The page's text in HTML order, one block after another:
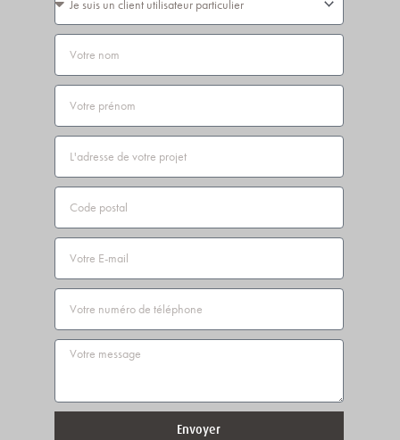
êtes
Nom
Prénom
Adresse
Code
postal
Email
Téléphone
Message
Envoyer